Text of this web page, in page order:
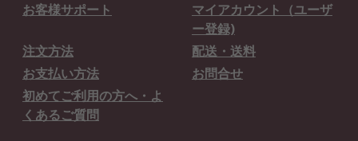
お客様サポート
マイアカウント（ユーザ
ー登録)
注文方法
配送・送料
お支払い方法
お問合せ
初めてご利用の方へ・よ
くあるご質問